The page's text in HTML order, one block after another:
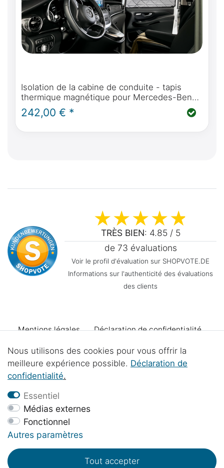
Isolation de la cabine de conduite - tapis
thermique magnétique pour Mercedes-Benz
Marco Polo, Horizon, Activity (W447) &
Mercedes-Benz Classe V / Vito à partir de
242,00 € *
TRÈS BIEN: 4.85 / 5
de 73 évaluations
Voir le profil d'évaluation sur SHOPVOTE.DE
Informations sur l'authenticité des évaluations
des clients
Mentions légales Déclaration de confidentialité
Conditions générales Declaration d'accessibilité
Droit de rétractation
Contact Élimination des piles
Nous utilisons des cookies pour vous offrir la
meilleure expérience possible. Déclaration de
confidentialité.
Essentiel
Médias externes
Fonctionnel
Autres paramètres
Tout accepter